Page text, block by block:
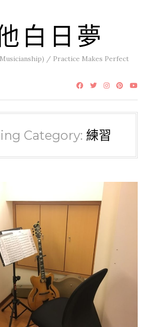
白日夢
/ Practice Makes Perfect
Category: 練習